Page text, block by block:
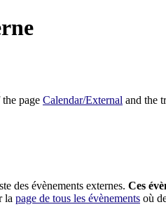
page Calendar/External and the
des évènements externes. Ces
la page de tous les évènements où